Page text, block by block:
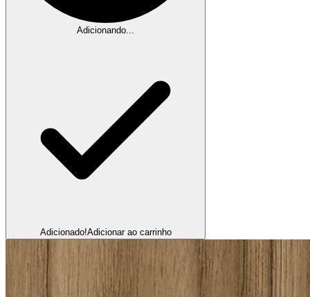
Adicionando...
Adicionado!Adicionar ao carrinho